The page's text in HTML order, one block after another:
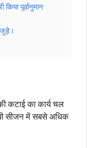
पूर्वानुमान
जुड़े।
कटाई का कार्य चल
सीजन में सबसे अधिक